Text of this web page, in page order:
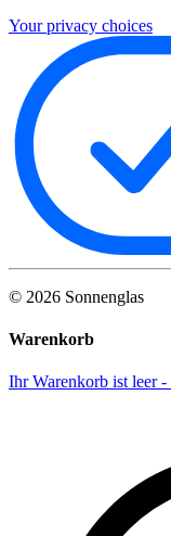
Your privacy choices
© 2026 Sonnenglas
Warenkorb
Ihr Warenkorb ist leer